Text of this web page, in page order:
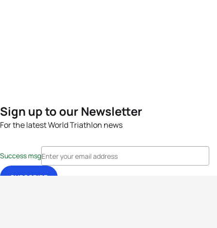
Sign up to our Newsletter
For the latest World Triathlon news
Success msg